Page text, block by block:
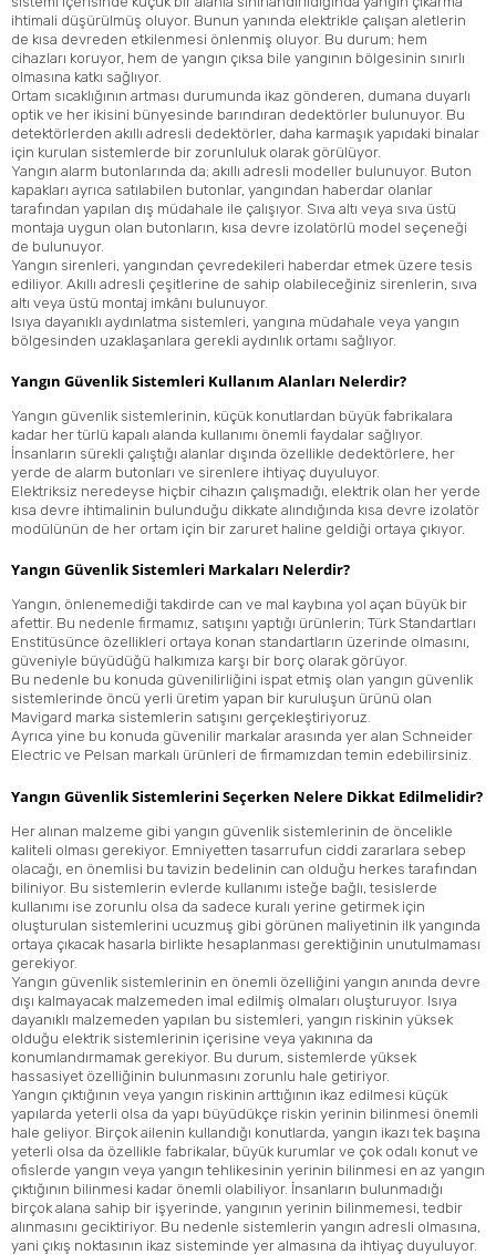
ihtimali düşürülmüş oluyor. Bunun yanında elektrikle çalışan aletlerin
de kısa devreden etkilenmesi önlenmiş oluyor. Bu durum; hem
cihazları koruyor, hem de yangın çıksa bile yangının bölgesinin sınırlı
olmasına katkı sağlıyor.
Ortam sıcaklığının artması durumunda ikaz gönderen, dumana duyarlı
optik ve her ikisini bünyesinde barındıran dedektörler bulunuyor. Bu
detektörlerden akıllı adresli dedektörler, daha karmaşık yapıdaki binalar
için kurulan sistemlerde bir zorunluluk olarak görülüyor.
Yangın alarm butonlarında da; akıllı adresli modeller bulunuyor. Buton
kapakları ayrıca satılabilen butonlar, yangından haberdar olanlar
tarafından yapılan dış müdahale ile çalışıyor. Sıva altı veya sıva üstü
montaja uygun olan butonların, kısa devre izolatörlü model seçeneği
de bulunuyor.
Yangın sirenleri, yangından çevredekileri haberdar etmek üzere tesis
ediliyor. Akıllı adresli çeşitlerine de sahip olabileceğiniz sirenlerin, sıva
altı veya üstü montaj imkânı bulunuyor.
Isıya dayanıklı aydınlatma sistemleri, yangına müdahale veya yangın
bölgesinden uzaklaşanlara gerekli aydınlık ortamı sağlıyor.
Yangın Güvenlik Sistemleri Kullanım Alanları Nelerdir?
Yangın güvenlik sistemlerinin, küçük konutlardan büyük fabrikalara
kadar her türlü kapalı alanda kullanımı önemli faydalar sağlıyor.
İnsanların sürekli çalıştığı alanlar dışında özellikle dedektörlere, her
yerde de alarm butonları ve sirenlere ihtiyaç duyuluyor.
Elektriksiz neredeyse hiçbir cihazın çalışmadığı, elektrik olan her yerde
kısa devre ihtimalinin bulunduğu dikkate alındığında kısa devre izolatör
modülünün de her ortam için bir zaruret haline geldiği ortaya çıkıyor.
Yangın Güvenlik Sistemleri Markaları Nelerdir?
Yangın, önlenemediği takdirde can ve mal kaybına yol açan büyük bir
afettir. Bu nedenle firmamız, satışını yaptığı ürünlerin; Türk Standartları
Enstitüsünce özellikleri ortaya konan standartların üzerinde olmasını,
güveniyle büyüdüğü halkımıza karşı bir borç olarak görüyor.
Bu nedenle bu konuda güvenilirliğini ispat etmiş olan yangın güvenlik
sistemlerinde öncü yerli üretim yapan bir kuruluşun ürünü olan
Mavigard marka sistemlerin satışını gerçekleştiriyoruz.
Ayrıca yine bu konuda güvenilir markalar arasında yer alan Schneider
Electric ve Pelsan markalı ürünleri de firmamızdan temin edebilirsiniz.
Yangın Güvenlik Sistemlerini Seçerken Nelere Dikkat Edilmelidir?
Her alınan malzeme gibi yangın güvenlik sistemlerinin de öncelikle
kaliteli olması gerekiyor. Emniyetten tasarrufun ciddi zararlara sebep
olacağı, en önemlisi bu tavizin bedelinin can olduğu herkes tarafından
biliniyor. Bu sistemlerin evlerde kullanımı isteğe bağlı, tesislerde
kullanımı ise zorunlu olsa da sadece kuralı yerine getirmek için
oluşturulan sistemlerini ucuzmuş gibi görünen maliyetinin ilk yangında
ortaya çıkacak hasarla birlikte hesaplanması gerektiğinin unutulmaması
gerekiyor.
Yangın güvenlik sistemlerinin en önemli özelliğini yangın anında devre
dışı kalmayacak malzemeden imal edilmiş olmaları oluşturuyor. Isıya
dayanıklı malzemeden yapılan bu sistemleri, yangın riskinin yüksek
olduğu elektrik sistemlerinin içerisine veya yakınına da
konumlandırmamak gerekiyor. Bu durum, sistemlerde yüksek
hassasiyet özelliğinin bulunmasını zorunlu hale getiriyor.
Yangın çıktığının veya yangın riskinin arttığının ikaz edilmesi küçük
yapılarda yeterli olsa da yapı büyüdükçe riskin yerinin bilinmesi önemli
hale geliyor. Birçok ailenin kullandığı konutlarda, yangın ikazı tek başına
yeterli olsa da özellikle fabrikalar, büyük kurumlar ve çok odalı konut ve
ofislerde yangın veya yangın tehlikesinin yerinin bilinmesi en az yangın
çıktığının bilinmesi kadar önemli olabiliyor. İnsanların bulunmadığı
birçok alana sahip bir işyerinde, yangının yerinin bilinmemesi, tedbir
alınmasını geciktiriyor. Bu nedenle sistemlerin yangın adresli olmasına,
yani çıkış noktasının ikaz sisteminde yer almasına da ihtiyaç duyuluyor.